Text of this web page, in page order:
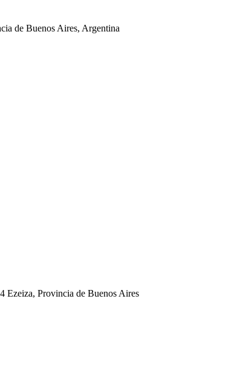
de Buenos Aires, Argentina
Ezeiza, Provincia de Buenos Aires